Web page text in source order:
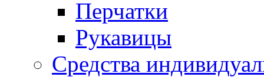
Перчатки
Рукавицы
Средства